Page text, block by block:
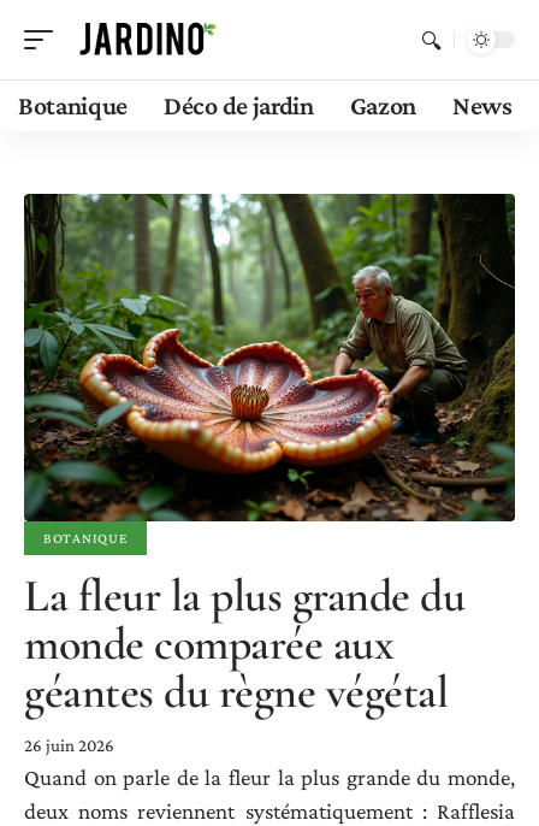
Botanique Déco de jardin Gazon News
BOTANIQUE
La fleur la plus grande du
monde comparée aux
géantes du règne végétal
26 juin 2026
Quand on parle de la fleur la plus grande du monde,
deux noms reviennent systématiquement : Rafflesia